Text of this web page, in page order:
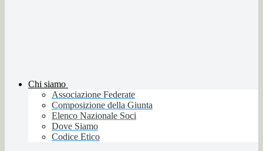
Chi siamo
Associazione Federate
Composizione della Giunta
Elenco Nazionale Soci
Dove Siamo
Codice Etico